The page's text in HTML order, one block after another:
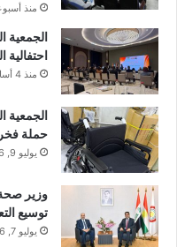
منذ
الجمعية
احتفالية
منذ 4 أسابيع
الجمعية
حملة فخر
يوليو 9, 2026
وزير
توسيع
يوليو 7, 2026